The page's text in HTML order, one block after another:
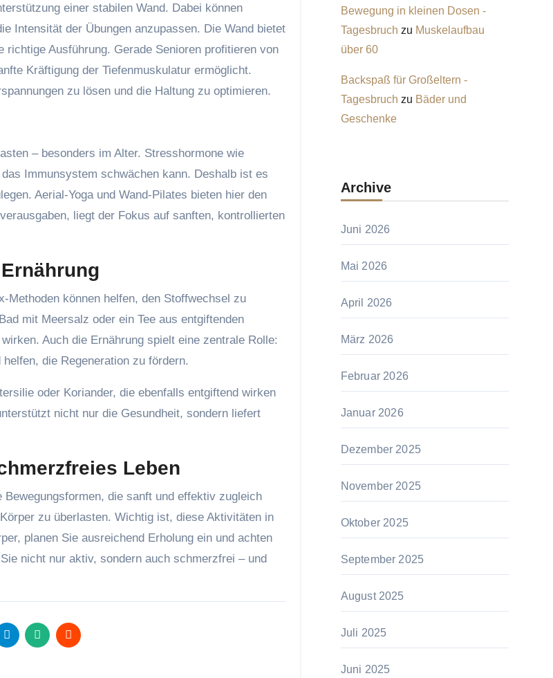
einer stabilen Wand. Dabei können
Intensität der Übungen anzupassen. Die Wand bietet
Ausführung. Gerade Senioren profitieren von
Kräftigung der Tiefenmuskulatur ermöglicht.
zu lösen und die Haltung zu optimieren.
– besonders im Alter. Stresshormone wie
Immunsystem schwächen kann. Deshalb ist es
Aerial-Yoga und Wand-Pilates bieten hier den
liegt der Fokus auf sanften, kontrollierten
Methoden können helfen, den Stoffwechsel zu
mit Meersalz oder ein Tee aus entgiftenden
Auch die Ernährung spielt eine zentrale Rolle:
die Regeneration zu fördern.
oder Koriander, die ebenfalls entgiftend wirken
nicht nur die Gesundheit, sondern liefert
Leben
die sanft und effektiv zugleich
zu überlasten. Wichtig ist, diese Aktivitäten in
planen Sie ausreichend Erholung ein und achten
nicht nur aktiv, sondern auch schmerzfrei – und
Bewegung in kleinen Dosen -
Tagesbruch zu Muskelaufbau
über 60
Backspaß für Großeltern -
Tagesbruch zu Bäder und
Geschenke
Archive
Juni 2026
Mai 2026
April 2026
März 2026
Februar 2026
Januar 2026
Dezember 2025
November 2025
Oktober 2025
September 2025
August 2025
Juli 2025
Juni 2025